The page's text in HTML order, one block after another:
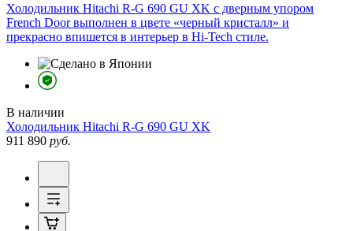
Холодильник Hitachi R-G 690 GU XK с дверным упором
French Door выполнен в цвете «черный кристалл» и
прекрасно впишется в интерьер в Hi-Tech стиле.
В наличии
Холодильник Hitachi R-G 690 GU XK
911 890 руб.